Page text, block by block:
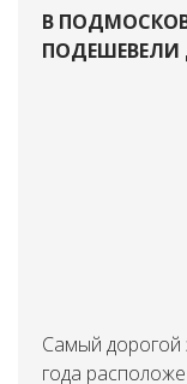
В
Самый дорогой
года